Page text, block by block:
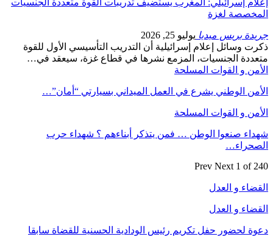
المخصصة لغزة
جريدة بريس ميديا يوليو 25, 2026
ذكرت وسائل إعلام إسرائيلية أن التدريب التأسيسي الأول للقوة
متعددة الجنسيات، المزمع نشرها في قطاع غزة، سيعقد في…
الأمن و القوات المسلحة
الأمن الوطني يشرع في العمل الميداني بسيارتي “أمان”…
الأمن و القوات المسلحة
شهداء صنعوا الوطن … فمن يتذكر أبناءهم ؟ شهداء حرب
الصحراء…
Prev Next 1 of 240
القضاء و العدل
القضاء و العدل
دعوة لحضور حفل تكريم رئيس الودادية الحسنية للقضاة سابقا